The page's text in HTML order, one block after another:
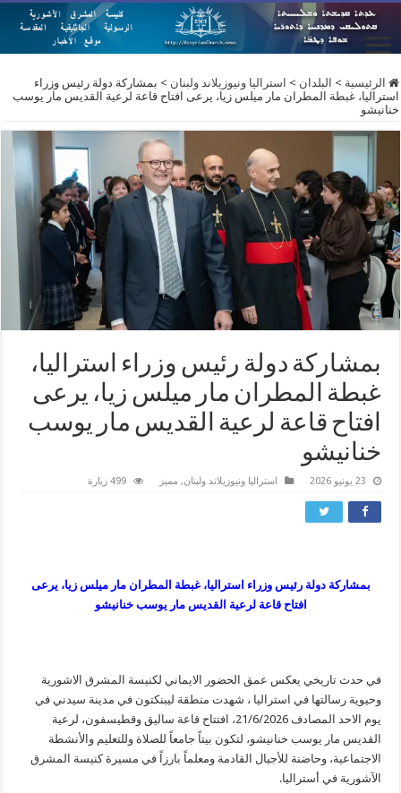
الرئيسية > البلدان > استراليا ونيوزيلاند ولبنان > بمشاركة دولة رئيس وزراء
استراليا، غبطة المطران مار ميلس زيا، يرعى افتاح قاعة لرعية القديس مار يوسب
خنانيشو
بمشاركة دولة رئيس وزراء استراليا،
غبطة المطران مار ميلس زيا، يرعى
افتاح قاعة لرعية القديس مار يوسب
خنانيشو
23 يونيو 2026 استراليا ونيوزيلاند ولبنان, مميز 499 زيارة
بمشاركة دولة رئيس وزراء استراليا، غبطة المطران مار ميلس زيا، يرعى
افتاح قاعة لرعية القديس مار يوسب خنانيشو
في حدث تاريخي يعكس عمق الحضور الايماني لكنيسة المشرق الاشورية
وحيوية رسالتها في استراليا ، شهدت منطقة ليبنكتون في مدينة سيدني في
يوم الاحد المصادف 21/6/2026، افتتاح قاعة ساليق وقطيسفون، لرعية
القديس مار يوسب خنانيشو، لتكون بيتاً جامعاً للصلاة وللتعليم والأنشطة
الاجتماعية، وحاضنة للأجيال القادمة ومعلماً بارزاً في مسيرة كنيسة المشرق
الآشورية في أستراليا.